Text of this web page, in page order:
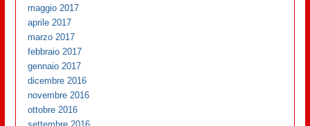
maggio 2017
aprile 2017
marzo 2017
febbraio 2017
gennaio 2017
dicembre 2016
novembre 2016
ottobre 2016